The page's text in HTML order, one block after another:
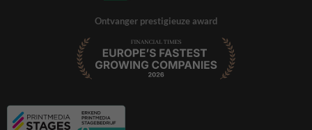
Ontvanger prestigieuze award